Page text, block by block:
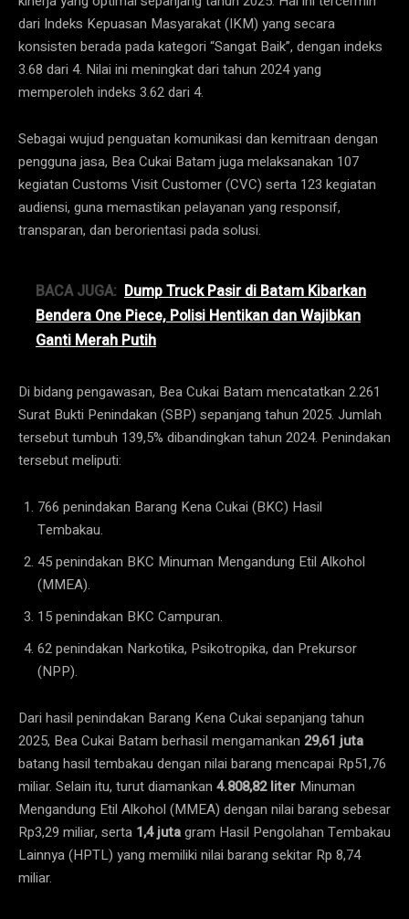
dari Indeks Kepuasan Masyarakat (IKM) yang secara
konsisten berada pada kategori “Sangat Baik”, dengan indeks
3.68 dari 4. Nilai ini meningkat dari tahun 2024 yang
memperoleh indeks 3.62 dari 4.
Sebagai wujud penguatan komunikasi dan kemitraan dengan
pengguna jasa, Bea Cukai Batam juga melaksanakan 107
kegiatan Customs Visit Customer (CVC) serta 123 kegiatan
audiensi, guna memastikan pelayanan yang responsif,
transparan, dan berorientasi pada solusi.
BACA JUGA: Dump Truck Pasir di Batam Kibarkan
Bendera One Piece, Polisi Hentikan dan Wajibkan
Ganti Merah Putih
Di bidang pengawasan, Bea Cukai Batam mencatatkan 2.261
Surat Bukti Penindakan (SBP) sepanjang tahun 2025. Jumlah
tersebut tumbuh 139,5% dibandingkan tahun 2024. Penindakan
tersebut meliputi:
766 penindakan Barang Kena Cukai (BKC) Hasil
Tembakau.
45 penindakan BKC Minuman Mengandung Etil Alkohol
(MMEA).
15 penindakan BKC Campuran.
62 penindakan Narkotika, Psikotropika, dan Prekursor
(NPP).
Dari hasil penindakan Barang Kena Cukai sepanjang tahun
2025, Bea Cukai Batam berhasil mengamankan 29,61 juta
batang hasil tembakau dengan nilai barang mencapai Rp51,76
miliar. Selain itu, turut diamankan 4.808,82 liter Minuman
Mengandung Etil Alkohol (MMEA) dengan nilai barang sebesar
Rp3,29 miliar, serta 1,4 jutagram Hasil Pengolahan Tembakau
Lainnya (HPTL) yang memiliki nilai barang sekitar Rp 8,74
miliar.